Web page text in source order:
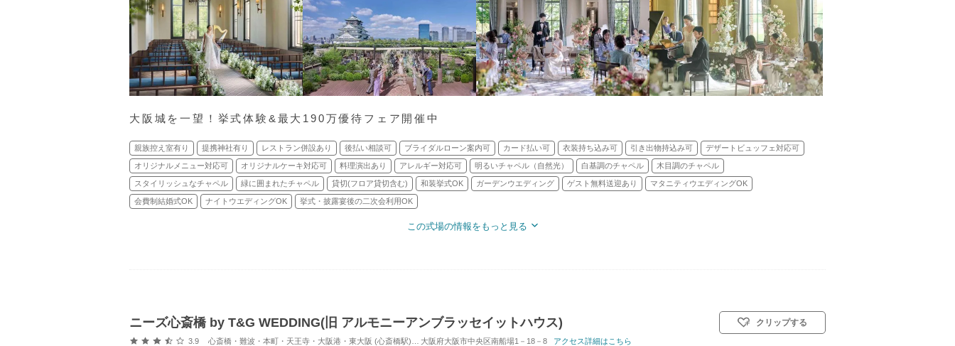
大阪城を一望！挙式体験&最大190万優待フェア開催中
親族控え室有り 提携神社有り レストラン併設あり 後払い相談可 ブライダルローン案内可 カード払い可 衣装持ち込み可 引き出物持込み可 デザートビュッフェ対応可
オリジナルメニュー対応可 オリジナルケーキ対応可 料理演出あり アレルギー対応可 明るいチャペル（自然光） 白基調のチャペル 木目調のチャペル
スタイリッシュなチャペル 緑に囲まれたチャペル 貸切(フロア貸切含む) 和装挙式OK ガーデンウエディング ゲスト無料送迎あり マタニティウエディングOK
会費制結婚式OK ナイトウエディングOK 挙式・披露宴後の二次会利用OK
この式場の情報をもっと見る
ニーズ心斎橋 by T&G WEDDING(旧 アルモニーアンブラッセイットハウス)
口コミ評価
3.9 心斎橋・難波・本町・天王寺・大阪港・東大阪 (心斎橋駅) / 式場・ゲストハウス 対応人数: 着席：10名 ～ 120名 挙式スタイル: 教会式(キリスト教式)／人前式
大阪府大阪市中央区南船場1－18－8 アクセス詳細はこちら
クリップする